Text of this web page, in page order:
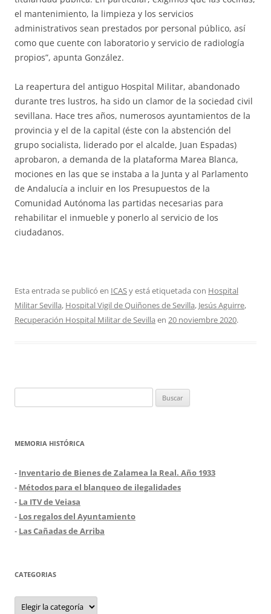
el mantenimiento, la limpieza y los servicios
administrativos sean prestados por personal público, así
como que cuente con laboratorio y servicio de radiología
propios”, apunta González.
La reapertura del antiguo Hospital Militar, abandonado
durante tres lustros, ha sido un clamor de la sociedad civil
sevillana. Hace tres años, numerosos ayuntamientos de la
provincia y el de la capital (éste con la abstención del
grupo socialista, liderado por el alcalde, Juan Espadas)
aprobaron, a demanda de la plataforma Marea Blanca,
mociones en las que se instaba a la Junta y al Parlamento
de Andalucía a incluir en los Presupuestos de la
Comunidad Autónoma las partidas necesarias para
rehabilitar el inmueble y ponerlo al servicio de los
ciudadanos.
Esta entrada se publicó en ICASy está etiquetada con Hospital
Militar Sevilla, Hospital Vigil de Quiñones de Sevilla, Jesús Aguirre,
Recuperación Hospital Militar de Sevilla en 20 noviembre 2020.
MEMORIA HISTÓRICA
- Inventario de Bienes de Zalamea la Real. Año 1933
- Métodos para el blanqueo de ilegalidades
- La ITV de Veiasa
- Los regalos del Ayuntamiento
- Las Cañadas de Arriba
CATEGORIAS
Categorias